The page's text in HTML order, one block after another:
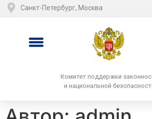
Санкт-Петербург, Москва
Комитет поддержки
и национальной